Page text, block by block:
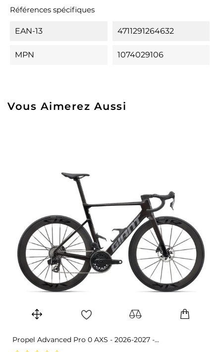
Références spécifiques
EAN-13 4711291264632
MPN 1074029106
Vous Aimerez Aussi
Propel Advanced Pro 0 AXS - 2026-2027 -...